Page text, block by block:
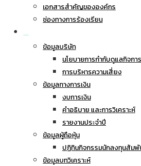
เอกสารสำคัญขององค์กร
ช่องทางการร้องเรียน
ข้อมูลบริษัท
นโยบายการกำกับดูแลกิจการ
การบริหารความเสี่ยง
ข้อมูลทางการเงิน
งบการเงิน
คำอธิบาย และการวิเคราะห์
รายงานประจำปี
ข้อมูลผู้ถือหุ้น
ปฏิทินกิจกรรมนักลงทุนสัม
ข้อมูลบทวิเคราะห์